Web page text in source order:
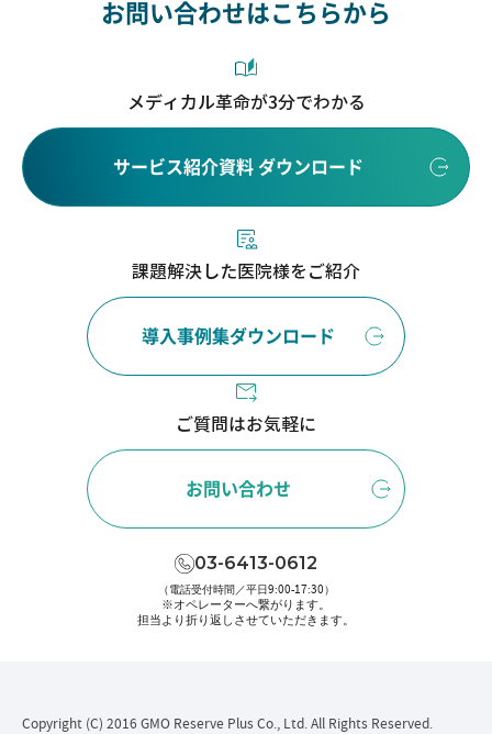
お問い合わせはこちらから
メディカル革命が3分でわかる
サービス紹介資料 ダウンロード
課題解決した医院様をご紹介
導入事例集ダウンロード
ご質問はお気軽に
お問い合わせ
03-6413-0612
（電話受付時間／平日9:00-17:30）
※オペレーターへ繋がります。
担当より折り返しさせていただきます。
Copyright (C) 2016 GMO Reserve Plus Co., Ltd. All Rights Reserved.